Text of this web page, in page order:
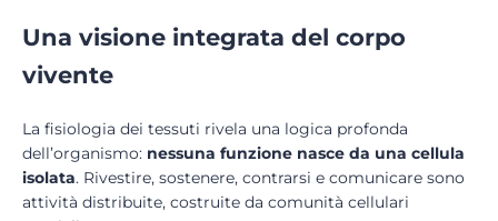
Una visione integrata del corpo
vivente
La fisiologia dei tessuti rivela una logica profonda
dell’organismo: nessuna funzione nasce da una cellula
isolata. Rivestire, sostenere, contrarsi e comunicare sono
attività distribuite, costruite da comunità cellulari